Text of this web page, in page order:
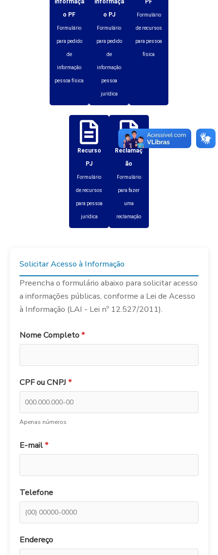
informaçã
o PF
Formulário
para pedido
de
informação
pessoa física
informaçã
o PJ
Formulário
para pedido
de
informação
pessoa
jurídica
PF
Formulário
de recursos
para pessoa
física
Recurso
PJ
Formulário
de recursos
para pessoa
jurídica
Reclamaç
ão
Formulário
para fazer
uma
reclamação
Solicitar Acesso à Informação
Preencha o formulário abaixo para solicitar acesso
a informações públicas, conforme a Lei de Acesso
à Informação (LAI - Lei nº 12.527/2011).
Nome Completo*
CPF ou CNPJ *
Apenas números
E-mail*
Telefone
Endereço